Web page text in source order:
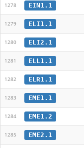
1278 EIN1.1
1279 ELI1.1
1280 ELI2.1
1281 ELL1.1
1282 ELR1.1
1283 EME1.1
1284 EME1.2
1285 EME2.1